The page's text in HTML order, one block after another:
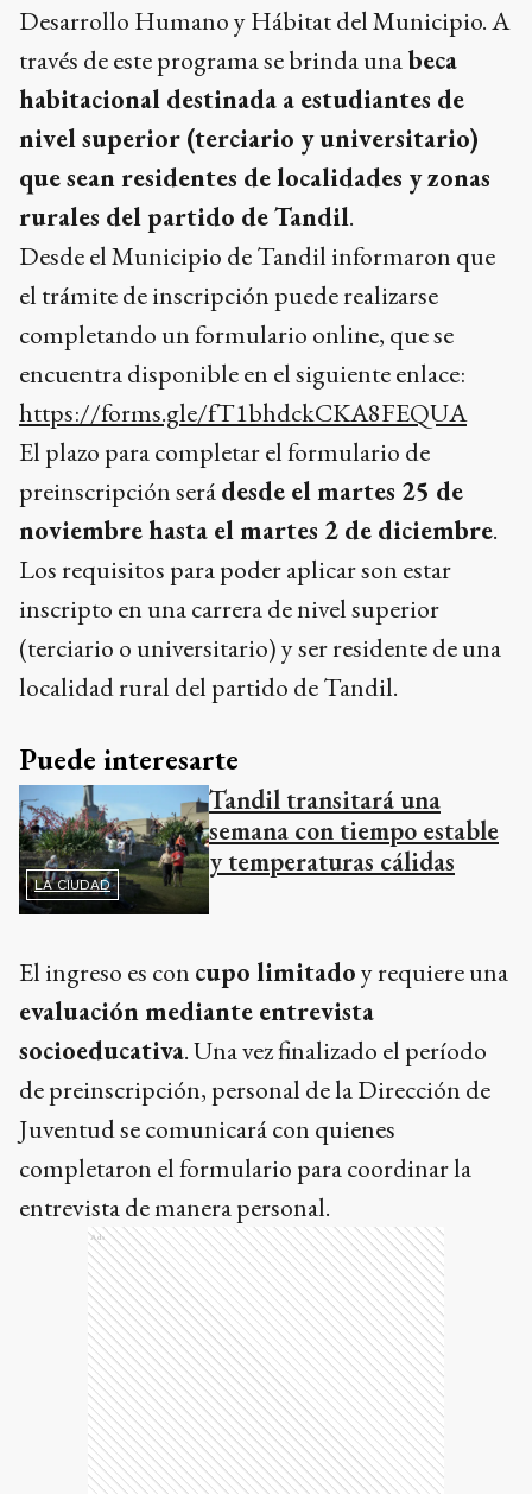
Desarrollo Humano y Hábitat del Municipio. A
través de este programa se brinda unabeca
habitacional destinada a estudiantes de
nivel superior (terciario y universitario)
que sean residentes de localidades y zonas
rurales del partido de Tandil.
Desde el Municipio de Tandil informaron que
el trámite de inscripción puede realizarse
completando un formulario online, que se
encuentra disponible en el siguiente enlace:
https://forms.gle/fT1bhdckCKA8FEQUA
El plazo para completar el formulario de
preinscripción serádesde el martes 25 de
noviembre hasta el martes 2 de diciembre.
Los requisitos para poder aplicar son estar
inscripto en una carrera de nivel superior
(terciario o universitario) y ser residente de una
localidad rural del partido de Tandil.
Puede interesarte
LA CIUDAD
Tandil transitará una
semana con tiempo estable
y temperaturas cálidas
El ingreso es con cupo limitadoy requiere una
evaluación mediante entrevista
socioeducativa. Una vez finalizado el período
de preinscripción, personal de la Dirección de
Juventud se comunicará con quienes
completaron el formulario para coordinar la
entrevista de manera personal.
Ads